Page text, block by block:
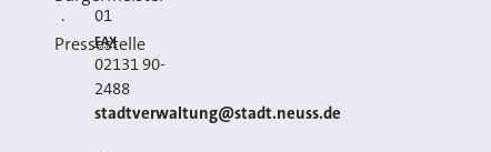
·
Pressestelle
01
FAX
02131 90-
2488
E-MAIL
stadtverwaltung@stadt.neuss.de